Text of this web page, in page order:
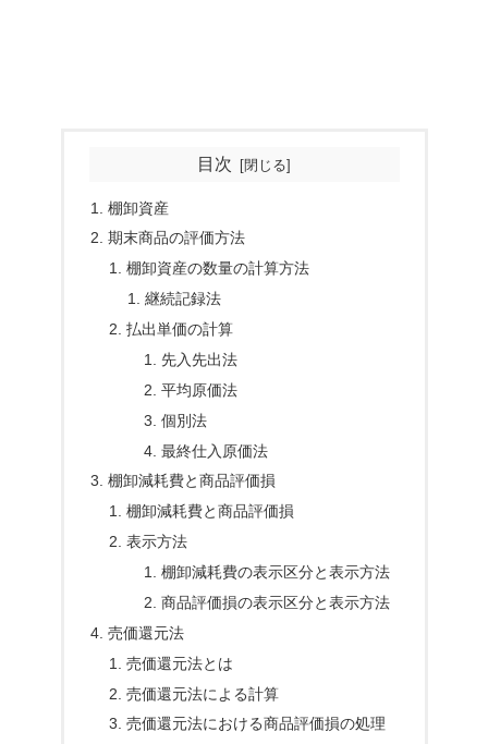
目次
棚卸資産
期末商品の評価方法
棚卸資産の数量の計算方法
継続記録法
払出単価の計算
先入先出法
平均原価法
個別法
最終仕入原価法
棚卸減耗費と商品評価損
棚卸減耗費と商品評価損
表示方法
棚卸減耗費の表示区分と表示方法
商品評価損の表示区分と表示方法
売価還元法
売価還元法とは
売価還元法による計算
売価還元法における商品評価損の処理